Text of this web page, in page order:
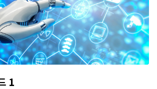
1